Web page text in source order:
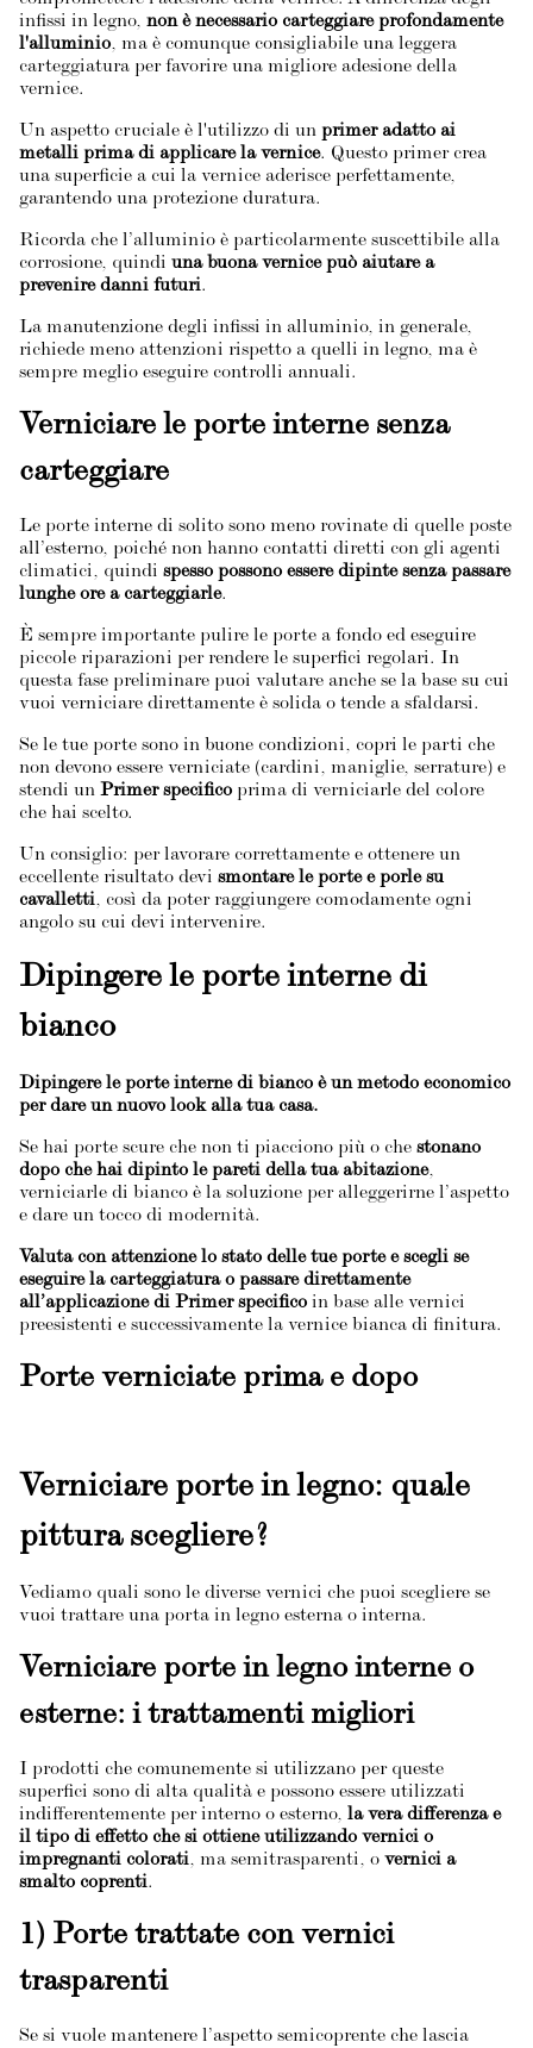
infissi in legno, non è necessario carteggiare profondamente
l'alluminio, ma è comunque consigliabile una leggera
carteggiatura per favorire una migliore adesione della
vernice.
Un aspetto cruciale è l'utilizzo di un primer adatto ai
metalli prima di applicare la vernice. Questo primer crea
una superficie a cui la vernice aderisce perfettamente,
garantendo una protezione duratura.
Ricorda che l’alluminio è particolarmente suscettibile alla
corrosione, quindi una buona vernice può aiutare a
prevenire danni futuri.
La manutenzione degli infissi in alluminio, in generale,
richiede meno attenzioni rispetto a quelli in legno, ma è
sempre meglio eseguire controlli annuali.
Verniciare le porte interne senza
carteggiare
Le porte interne di solito sono meno rovinate di quelle poste
all’esterno, poiché non hanno contatti diretti con gli agenti
climatici, quindi spesso possono essere dipinte senza passare
lunghe ore a carteggiarle.
È sempre importante pulire le porte a fondo ed eseguire
piccole riparazioni per rendere le superfici regolari. In
questa fase preliminare puoi valutare anche se la base su cui
vuoi verniciare direttamente è solida o tende a sfaldarsi.
Se le tue porte sono in buone condizioni, copri le parti che
non devono essere verniciate (cardini, maniglie, serrature) e
stendi un Primer specifico prima di verniciarle del colore
che hai scelto.
Un consiglio: per lavorare correttamente e ottenere un
eccellente risultato devi smontare le porte e porle su
cavalletti, così da poter raggiungere comodamente ogni
angolo su cui devi intervenire.
Dipingere le porte interne di
bianco
Dipingere le porte interne di bianco è un metodo economico
per dare un nuovo look alla tua casa.
Se hai porte scure che non ti piacciono più o che stonano
dopo che hai dipinto le pareti della tua abitazione,
verniciarle di bianco è la soluzione per alleggerirne l’aspetto
e dare un tocco di modernità.
Valuta con attenzione lo stato delle tue porte e scegli se
eseguire la carteggiatura o passare direttamente
all’applicazione di Primer specifico in base alle vernici
preesistenti e successivamente la vernice bianca di finitura.
Porte verniciate prima e dopo
Verniciare porte in legno: quale
pittura scegliere?
Vediamo quali sono le diverse vernici che puoi scegliere se
vuoi trattare una porta in legno esterna o interna.
Verniciare porte in legno interne o
esterne: i trattamenti migliori
I prodotti che comunemente si utilizzano per queste
superfici sono di alta qualità e possono essere utilizzati
indifferentemente per interno o esterno, la vera differenza e
il tipo di effetto che si ottiene utilizzando vernici o
impregnanti colorati, ma semitrasparenti, o vernici a
smalto coprenti.
1) Porte trattate con vernici
trasparenti
Se si vuole mantenere l’aspetto semicoprente che lascia